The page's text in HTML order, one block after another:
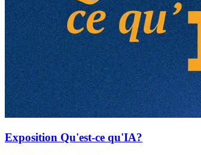
Exposition Qu'est-ce qu'IA?